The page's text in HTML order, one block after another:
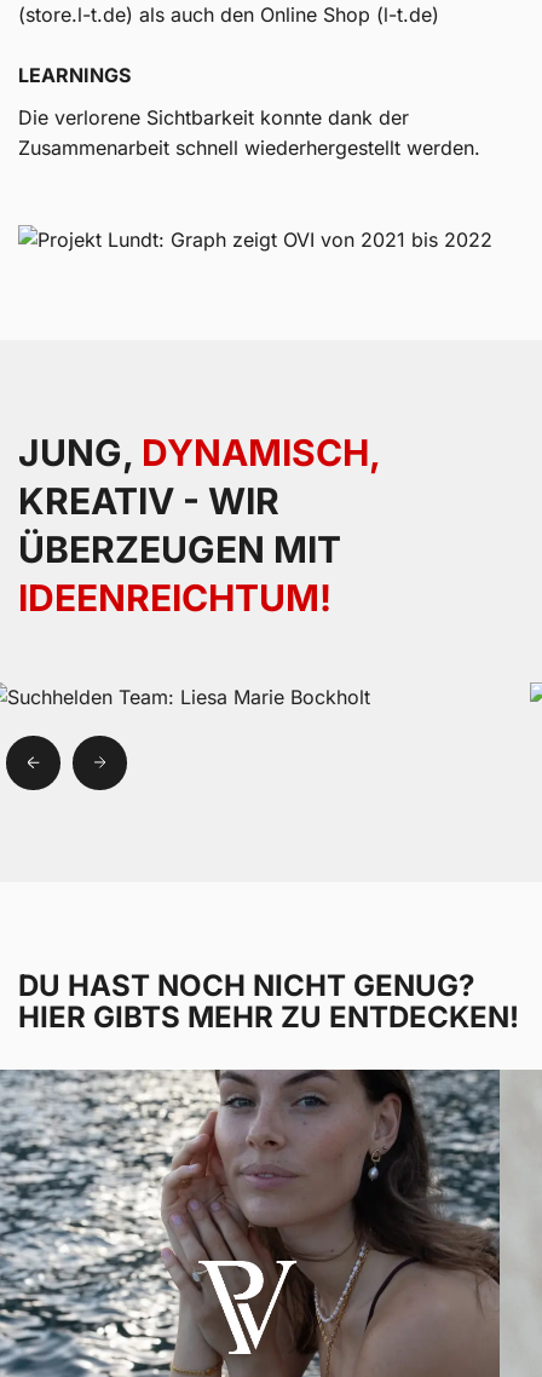
(store.l-t.de) als auch den Online Shop (l-t.de)
LEARNINGS
Die verlorene Sichtbarkeit konnte dank der
Zusammenarbeit schnell wiederhergestellt werden.
JUNG, DYNAMISCH,
KREATIV - WIR
ÜBERZEUGEN MIT
IDEENREICHTUM!
DU HAST NOCH NICHT GENUG?
HIER GIBTS MEHR ZU ENTDECKEN!